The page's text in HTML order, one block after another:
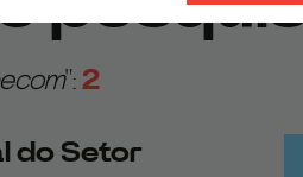
":2
do Setor